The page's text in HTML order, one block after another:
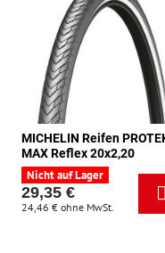
MICHELIN Reifen
MAX Reflex 20x2,20
Nicht auf Lager
29,35 €
24,46 € ohne MwSt.